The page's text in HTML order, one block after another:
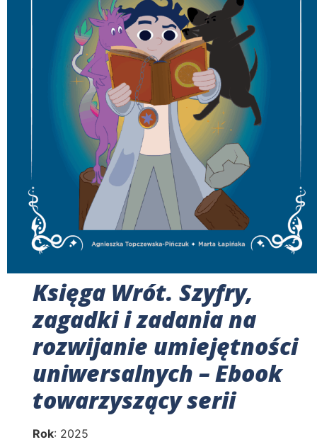
Księga Wrót. Szyfry,
zagadki i zadania na
rozwijanie umiejętności
uniwersalnych – Ebook
towarzyszący serii
Rok: 2025